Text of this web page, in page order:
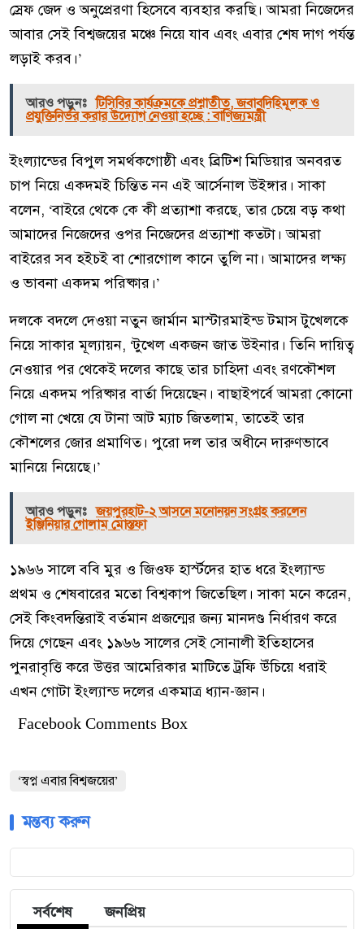
স্রেফ জেদ ও অনুপ্রেরণা হিসেবে ব্যবহার করছি। আমরা নিজেদের
আবার সেই বিশ্বজয়ের মঞ্চে নিয়ে যাব এবং এবার শেষ দাগ পর্যন্ত
লড়াই করব।’
আরও পড়ুনঃ টিসিবির কার্যক্রমকে প্রশ্নাতীত, জবাবদিহিমূলক ও
প্রযুক্তিনির্ভর করার উদ্যোগ নেওয়া হচ্ছে : বাণিজ্যমন্ত্রী
ইংল্যান্ডের বিপুল সমর্থকগোষ্ঠী এবং ব্রিটিশ মিডিয়ার অনবরত
চাপ নিয়ে একদমই চিন্তিত নন এই আর্সেনাল উইঙ্গার। সাকা
বলেন, ‘বাইরে থেকে কে কী প্রত্যাশা করছে, তার চেয়ে বড় কথা
আমাদের নিজেদের ওপর নিজেদের প্রত্যাশা কতটা। আমরা
বাইরের সব হইচই বা শোরগোল কানে তুলি না। আমাদের লক্ষ্য
ও ভাবনা একদম পরিষ্কার।’
দলকে বদলে দেওয়া নতুন জার্মান মাস্টারমাইন্ড টমাস টুখেলকে
নিয়ে সাকার মূল্যায়ন, ‘টুখেল একজন জাত উইনার। তিনি দায়িত্ব
নেওয়ার পর থেকেই দলের কাছে তার চাহিদা এবং রণকৌশল
নিয়ে একদম পরিষ্কার বার্তা দিয়েছেন। বাছাইপর্বে আমরা কোনো
গোল না খেয়ে যে টানা আট ম্যাচ জিতলাম, তাতেই তার
কৌশলের জোর প্রমাণিত। পুরো দল তার অধীনে দারুণভাবে
মানিয়ে নিয়েছে।’
আরও পড়ুনঃ জয়পুরহাট-২ আসনে মনোনয়ন সংগ্রহ করলেন
ইঞ্জিনিয়ার গোলাম মোস্তফা
১৯৬৬ সালে ববি মুর ও জিওফ হার্স্টদের হাত ধরে ইংল্যান্ড
প্রথম ও শেষবারের মতো বিশ্বকাপ জিতেছিল। সাকা মনে করেন,
সেই কিংবদন্তিরাই বর্তমান প্রজন্মের জন্য মানদণ্ড নির্ধারণ করে
দিয়ে গেছেন এবং ১৯৬৬ সালের সেই সোনালী ইতিহাসের
পুনরাবৃত্তি করে উত্তর আমেরিকার মাটিতে ট্রফি উঁচিয়ে ধরাই
এখন গোটা ইংল্যান্ড দলের একমাত্র ধ্যান-জ্ঞান।
Facebook Comments Box
‘স্বপ্ন এবার বিশ্বজয়ের’
মন্তব্য করুন
সর্বশেষ জনপ্রিয়